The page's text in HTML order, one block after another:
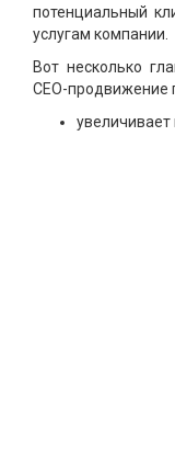
потенциальный
услугам компании.
Вот несколько
СЕО-продвижение